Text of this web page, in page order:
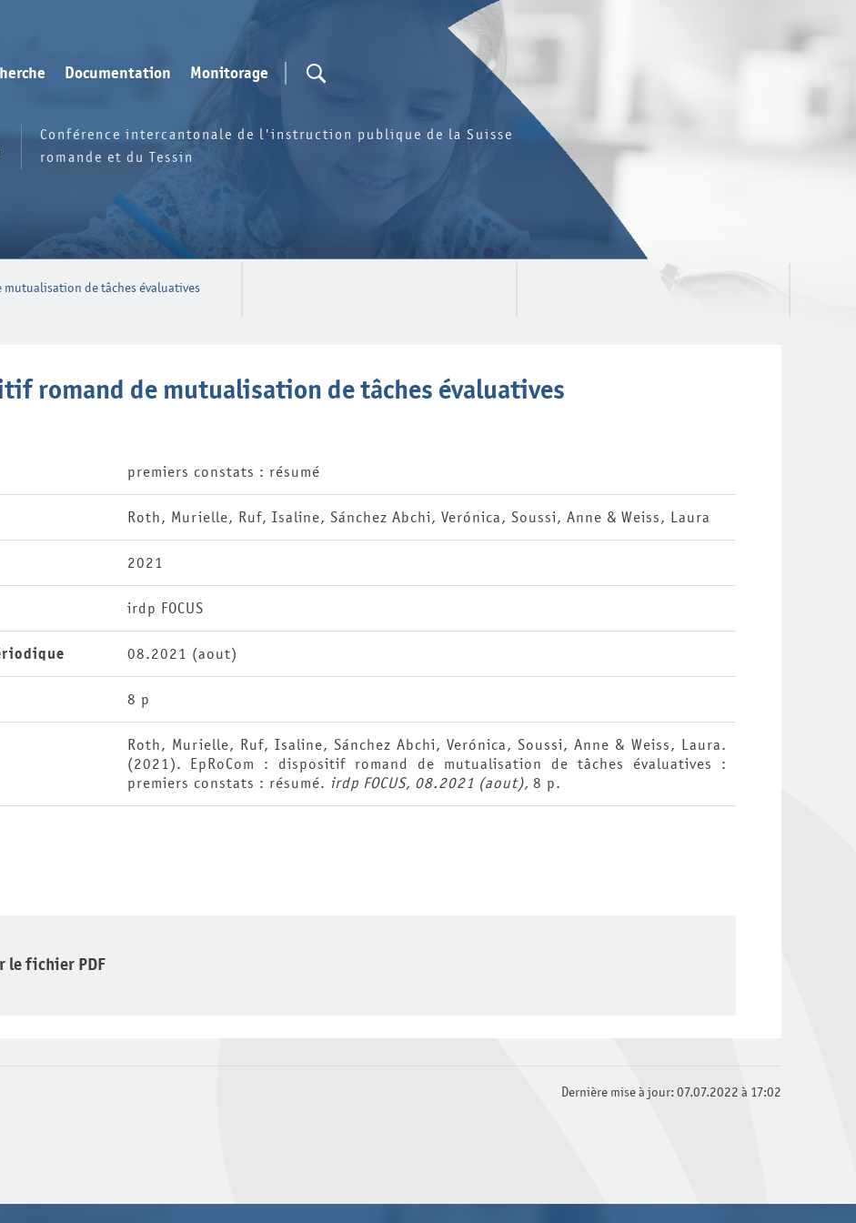
Documentation Monitorage
Conférence intercantonale de l'instruction publique de la Suisse
romande et du Tessin
mutualisation de tâches évaluatives
romand de mutualisation de tâches évaluatives
premiers constats : résumé
Roth, Murielle, Ruf, Isaline, Sánchez Abchi, Verónica, Soussi, Anne & Weiss, Laura
2021
irdp FOCUS
08.2021 (aout)
8 p
Roth, Murielle, Ruf, Isaline, Sánchez Abchi, Verónica, Soussi, Anne & Weiss, Laura.
(2021). EpRoCom : dispositif romand de mutualisation de tâches évaluatives :
premiers constats : résumé. irdp FOCUS, 08.2021 (aout), 8 p.
le fichier PDF
Dernière mise à jour: 07.07.2022 à 17:02